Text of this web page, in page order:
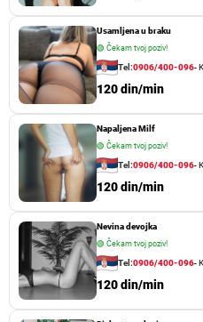
Usamljena u braku
🟢 Čekam tvoj poziv!
Tel:0906/400-096-
120 din/min
Napaljena Milf
🟢 Čekam tvoj poziv!
Tel:0906/400-096-
120 din/min
Nevina devojka
🟢 Čekam tvoj poziv!
Tel:0906/400-096-
120 din/min